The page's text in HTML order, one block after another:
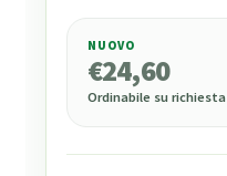
24,60
NUOVO
€24,60
Ordinabile su richiesta